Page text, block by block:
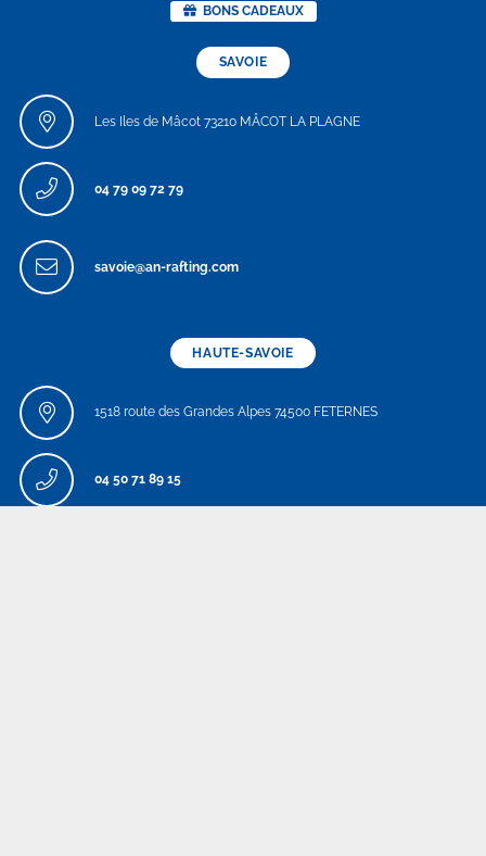
BONS CADEAUX
SAVOIE
Les Iles de Mâcot 73210 MÂCOT LA PLAGNE
04 79 09 72 79
savoie@an-rafting.com
HAUTE-SAVOIE
1518 route des Grandes Alpes 74500 FETERNES
04 50 71 89 15